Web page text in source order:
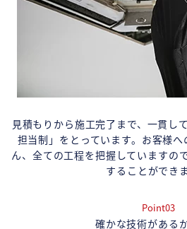
見積もりから施工完了まで、一貫し
担当制」をとっています。お客様
ん、全ての工程を把握していますの
することができま
Point03
確かな技術がある